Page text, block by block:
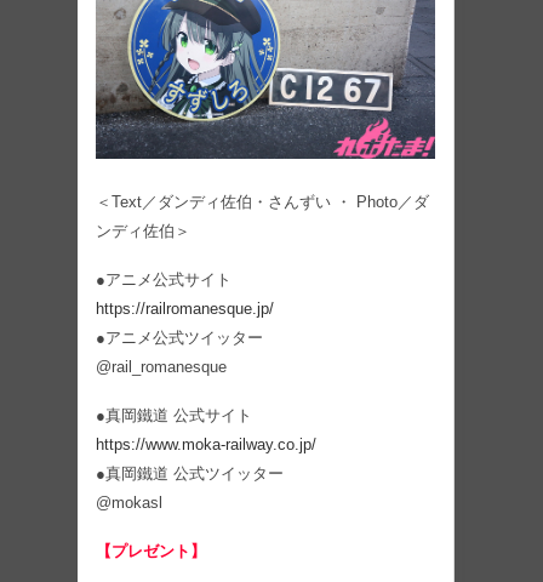
＜Text／ダンディ佐伯・さんずい ・ Photo／ダ
ンディ佐伯＞
●アニメ公式サイト
https://railromanesque.jp/
●アニメ公式ツイッター
@rail_romanesque
●真岡鐵道 公式サイト
https://www.moka-railway.co.jp/
●真岡鐵道 公式ツイッター
@mokasl
【プレゼント】